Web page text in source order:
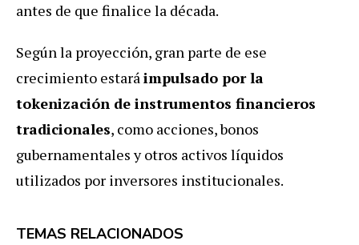
antes de que finalice la década.
Según la proyección, gran parte de ese
crecimiento estaráimpulsado por la
tokenización de instrumentos financieros
tradicionales, como acciones, bonos
gubernamentales y otros activos líquidos
utilizados por inversores institucionales.
TEMAS RELACIONADOS